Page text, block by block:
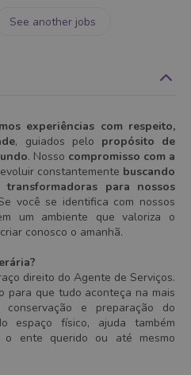
See another jobs
experiências com respeito,
, guiados pelo propósito de
. Nosso compromisso com a
constantemente buscando
para nossos
você se identifica com nossos
um ambiente que valoriza o
conosco o amanhã.
direito do Agente de Serviços.
para que tudo aconteça na mais
e preparação do
espaço físico, ajuda também
o ente querido ou até mesmo